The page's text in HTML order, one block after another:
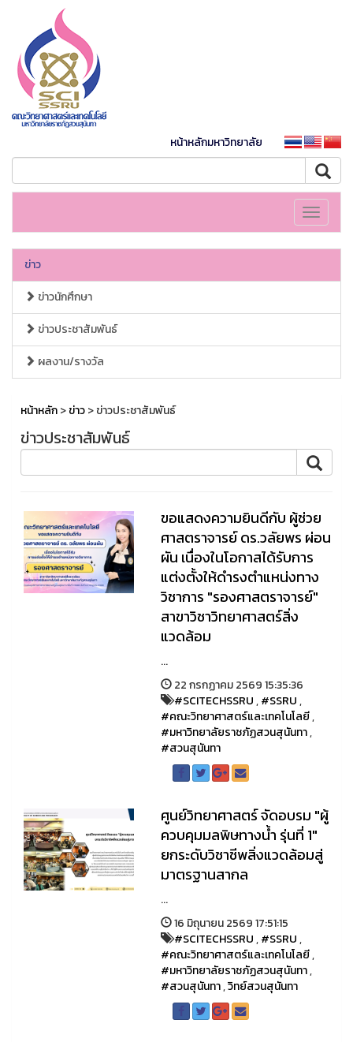
หน้าหลักมหาวิทยาลัย
Toggle
ข่าว
ข่าวนักศึกษา
ข่าวประชาสัมพันธ์
ผลงาน/รางวัล
หน้าหลัก>ข่าว> ข่าวประชาสัมพันธ์
ข่าวประชาสัมพันธ์
ขอแสดงความยินดีกับ ผู้ช่วย
ศาสตราจารย์ ดร.วลัยพร ผ่อน
ผัน เนื่องในโอกาสได้รับการ
แต่งตั้งให้ดำรงตำแหน่งทาง
วิชาการ "รองศาสตราจารย์"
สาขาวิชาวิทยาศาสตร์สิ่ง
แวดล้อม
...
22 กรกฏาคม 2569 15:35:36
#SCITECHSSRU,#SSRU,
#คณะวิทยาศาสตร์และเทคโนโลยี,
#มหาวิทยาลัยราชภัฏสวนสุนันทา,
#สวนสุนันทา
ศูนย์วิทยาศาสตร์ จัดอบรม "ผู้
ควบคุมมลพิษทางน้ำ รุ่นที่ 1"
ยกระดับวิชาชีพสิ่งแวดล้อมสู่
มาตรฐานสากล
...
16 มิถุนายน 2569 17:51:15
#SCITECHSSRU,#SSRU,
#คณะวิทยาศาสตร์และเทคโนโลยี,
#มหาวิทยาลัยราชภัฏสวนสุนันทา,
#สวนสุนันทา,วิทย์สวนสุนันทา